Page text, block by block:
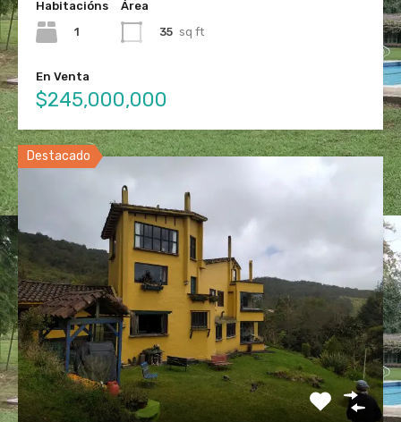
Habitacións
1
Área
35 sq ft
En Venta
$245,000,000
Destacado